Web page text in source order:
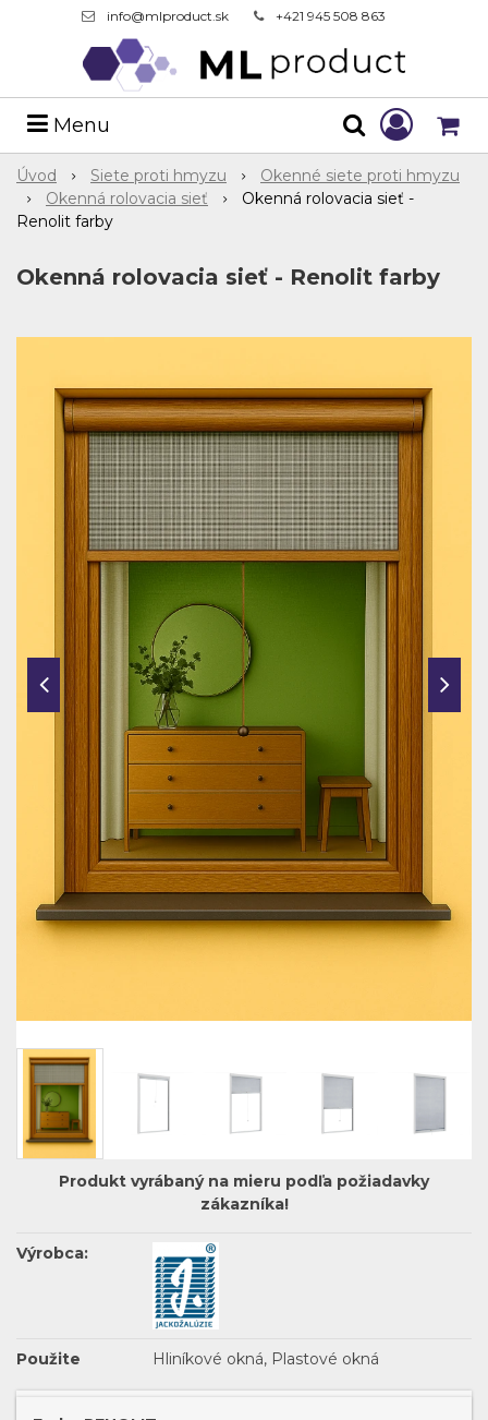
info@mlproduct.sk +421 945 508 863
Menu
Úvod Siete proti hmyzu
Okenné siete proti hmyzu
Okenná rolovacia sieť
Okenná rolovacia sieť -
Renolit farby
Okenná rolovacia sieť - Renolit farby
Produkt vyrábaný na mieru podľa požiadavky
zákazníka!
Výrobca:
Použite Hliníkové okná, Plastové okná